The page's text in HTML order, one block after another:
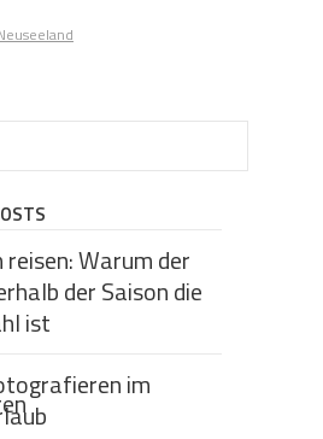
Warum der
der Saison die
ist
im